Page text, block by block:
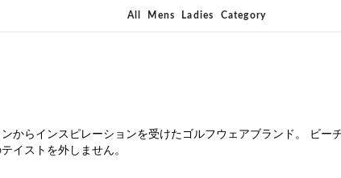
All Mens Ladies Category
からインスピレーションを受けたゴルフウェアブランド。 ビー
イストを外しません。